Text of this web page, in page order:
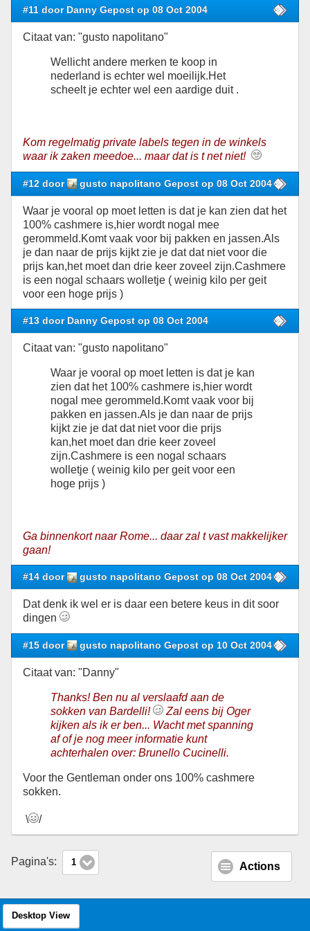
#11 door Danny Gepost op 08 Oct 2004
Citaat van: "gusto napolitano"
Wellicht andere merken te koop in
nederland is echter wel moeilijk.Het
scheelt je echter wel een aardige duit .
Kom regelmatig private labels tegen in de winkels
waar ik zaken meedoe... maar dat is t net niet!
#12 door gusto napolitano Gepost op 08 Oct 2004
Waar je vooral op moet letten is dat je kan zien dat het
100% cashmere is,hier wordt nogal mee
gerommeld.Komt vaak voor bij pakken en jassen.Als
je dan naar de prijs kijkt zie je dat dat niet voor die
prijs kan,het moet dan drie keer zoveel zijn.Cashmere
is een nogal schaars wolletje ( weinig kilo per geit
voor een hoge prijs )
#13 door Danny Gepost op 08 Oct 2004
Citaat van: "gusto napolitano"
Waar je vooral op moet letten is dat je kan
zien dat het 100% cashmere is,hier wordt
nogal mee gerommeld.Komt vaak voor bij
pakken en jassen.Als je dan naar de prijs
kijkt zie je dat dat niet voor die prijs
kan,het moet dan drie keer zoveel
zijn.Cashmere is een nogal schaars
wolletje ( weinig kilo per geit voor een
hoge prijs )
Ga binnenkort naar Rome... daar zal t vast makkelijker
gaan!
#14 door gusto napolitano Gepost op 08 Oct 2004
Dat denk ik wel er is daar een betere keus in dit soor
dingen
#15 door gusto napolitano Gepost op 10 Oct 2004
Citaat van: "Danny"
Thanks! Ben nu al verslaafd aan de
sokken van Bardelli!
Zal eens bij Oger
kijken als ik er ben... Wacht met spanning
af of je nog meer informatie kunt
achterhalen over: Brunello Cucinelli.
Voor the Gentleman onder ons 100% cashmere
sokken.
\ /
Pagina's: 1 Actions
Desktop View